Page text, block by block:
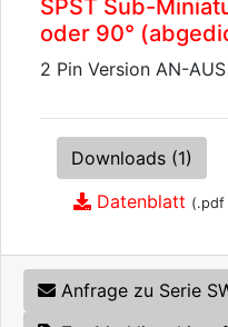
SPST Sub-
oder 90°
2 Pin Version AN-AUS
Downloads (1)
Datenblatt (.pdf
Anfrage zu Serie